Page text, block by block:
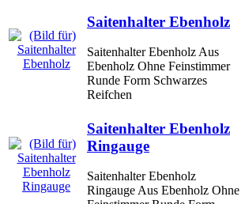
Saitenhalter Ebenholz
Saitenhalter Ebenholz Aus
Ebenholz Ohne Feinstimmer
Runde Form Schwarzes
Reifchen
Saitenhalter Ebenholz
Ringauge
Saitenhalter Ebenholz
Ringauge Aus Ebenholz Ohne